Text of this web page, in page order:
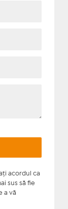
acordul ca
sus să fie
a vă